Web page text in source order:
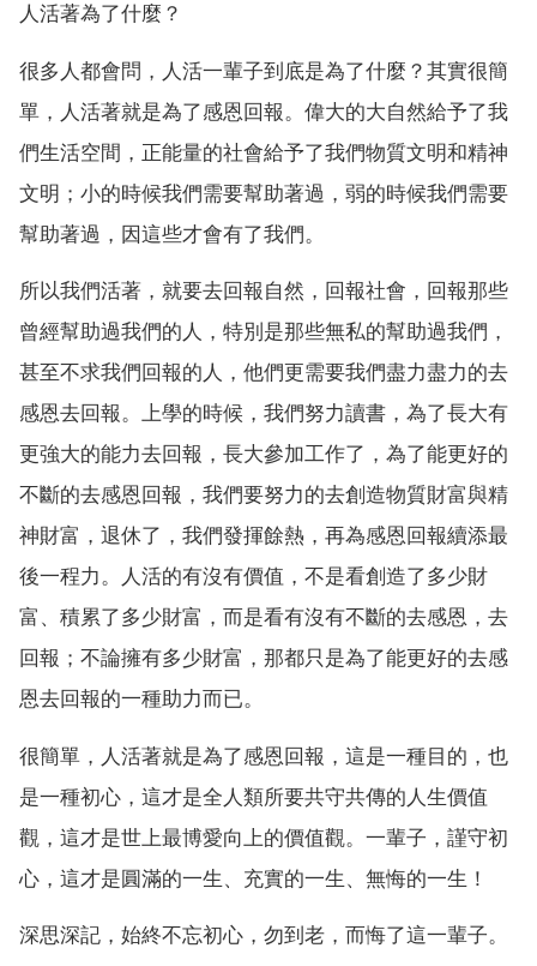
人活著為了什麼？
很多人都會問，人活一輩子到底是為了什麼？其實很簡
單，人活著就是為了感恩回報。偉大的大自然給予了我
們生活空間，正能量的社會給予了我們物質文明和精神
文明；小的時候我們需要幫助著過，弱的時候我們需要
幫助著過，因這些才會有了我們。
所以我們活著，就要去回報自然，回報社會，回報那些
曾經幫助過我們的人，特別是那些無私的幫助過我們，
甚至不求我們回報的人，他們更需要我們盡力盡力的去
感恩去回報。上學的時候，我們努力讀書，為了長大有
更強大的能力去回報，長大參加工作了，為了能更好的
不斷的去感恩回報，我們要努力的去創造物質財富與精
神財富，退休了，我們發揮餘熱，再為感恩回報續添最
後一程力。人活的有沒有價值，不是看創造了多少財
富、積累了多少財富，而是看有沒有不斷的去感恩，去
回報；不論擁有多少財富，那都只是為了能更好的去感
恩去回報的一種助力而已。
很簡單，人活著就是為了感恩回報，這是一種目的，也
是一種初心，這才是全人類所要共守共傳的人生價值
觀，這才是世上最博愛向上的價值觀。一輩子，謹守初
心，這才是圓滿的一生、充實的一生、無悔的一生！
深思深記，始終不忘初心，勿到老，而悔了這一輩子。